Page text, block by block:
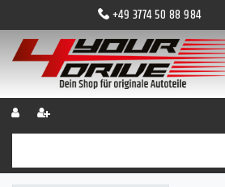
+49 3774 50 88 984